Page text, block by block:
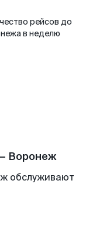
рейсов до
в неделю
Воронеж
обслуживают